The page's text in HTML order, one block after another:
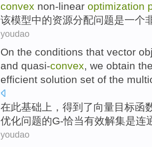
convex non-linear optimization
该模型中的资源分配问题是一个
youdao
On the conditions that vector
and quasi-convex, we obtain
efficient solution set of the
在此基础上， 得到 了向量目标函
优化问题的G-恰当有效解集是连
youdao